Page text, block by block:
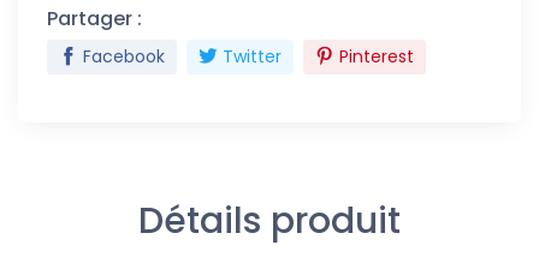
Partager :
Facebook Twitter Pinterest
Détails produit